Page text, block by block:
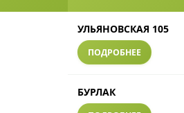
УЛЬЯНОВСКАЯ 105
ПОДРОБНЕЕ
БУРЛАК